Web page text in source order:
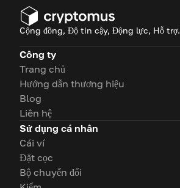
Cộng đồng, Độ tin cậy, Động lực, Hỗ trợ.
Công ty
Trang chủ
Hướng dẫn thương hiệu
Blog
Liên hệ
Sử dụng cá nhân
Cái ví
Đặt cọc
Bộ chuyển đổi